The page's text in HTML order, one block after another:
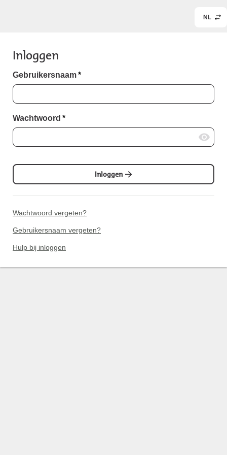
NL
Inloggen
Gebruikersnaam*
Wachtwoord *
Inloggen
Wachtwoord vergeten?
Gebruikersnaam vergeten?
Hulp bij inloggen